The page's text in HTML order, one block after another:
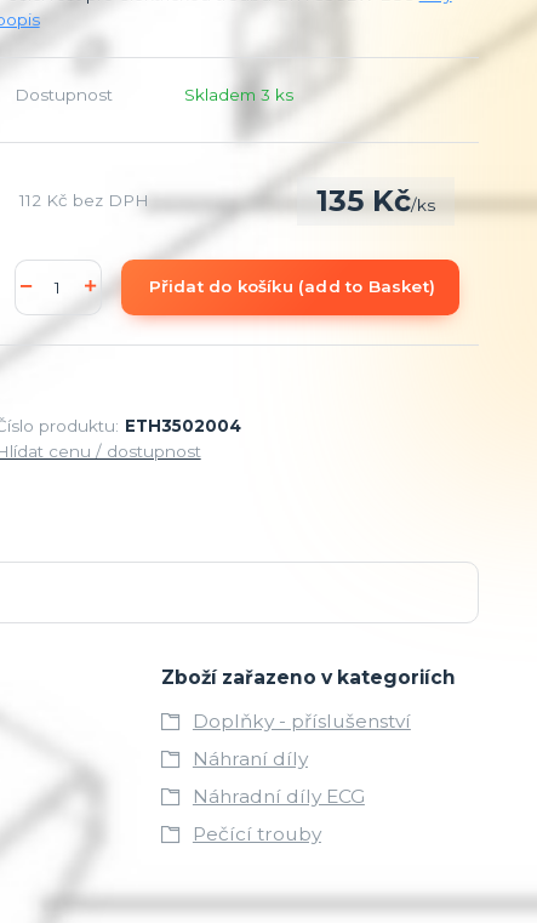
Dostupnost Skladem 3 ks
135 Kč/ks
112 Kč bez DPH
Přidat do košíku (add to Basket)
produktu: ETH3502004
cenu / dostupnost
Zboží zařazeno v kategoriích
Doplňky - příslušenství
Náhraní díly
Náhradní díly ECG
Pečící trouby